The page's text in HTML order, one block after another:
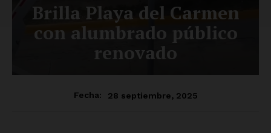
Brilla Playa del Carmen
con alumbrado público
renovado
Fecha: 28 septiembre, 2025